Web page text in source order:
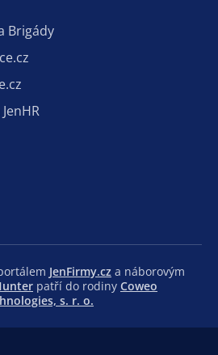
Brigády
JenFirmy.cz a náborovým
patří do rodiny Coweo
s. r. o.